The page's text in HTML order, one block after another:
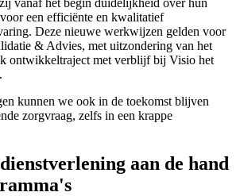
vanaf het begin duidelijkheid over hun
een efficiënte en kwalitatief
Deze nieuwe werkwijzen gelden voor
& Advies, met uitzondering van het
ontwikkeltraject met verblijf bij Visio het
kunnen we ook in de toekomst blijven
zorgvraag, zelfs in een krappe
aan de hand